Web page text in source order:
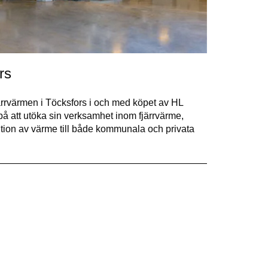
i Töcksfors i och med köpet av HL
att utöka sin verksamhet inom fjärrvärme,
av värme till både kommunala och privata